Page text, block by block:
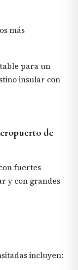
más
para un
insular con
de
fuertes
y con grandes
incluyen: